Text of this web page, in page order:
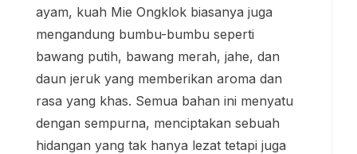
ayam, kuah Mie Ongklok biasanya juga
mengandung bumbu-bumbu seperti
bawang putih, bawang merah, jahe, dan
daun jeruk yang memberikan aroma dan
rasa yang khas. Semua bahan ini menyatu
dengan sempurna, menciptakan sebuah
hidangan yang tak hanya lezat tetapi juga